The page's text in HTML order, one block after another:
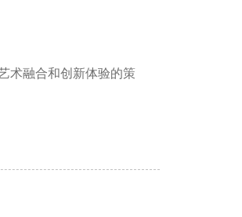
术融合和创新体验的策